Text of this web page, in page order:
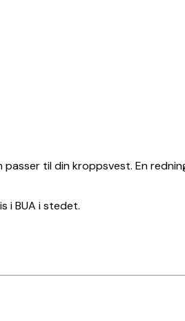
til din kroppsvest. En
i BUA i stedet.